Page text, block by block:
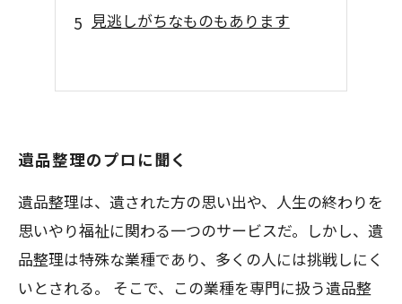
見逃しがちなものもあります
遺品整理のプロに聞く
遺品整理は、遺された方の思い出や、人生の終わりを
思いやり福祉に関わる一つのサービスだ。しかし、遺
品整理は特殊な業種であり、多くの人には挑戦しにく
いとされる。 そこで、この業種を専門に扱う遺品整